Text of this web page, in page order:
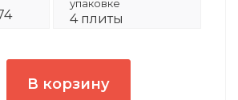
упаковке
4 плиты
В корзину